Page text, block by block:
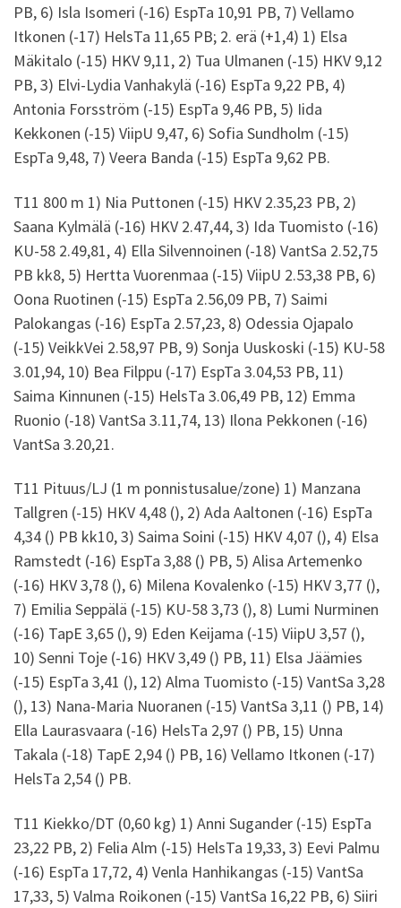
PB, 6) Isla Isomeri (-16) EspTa 10,91 PB, 7) Vellamo
Itkonen (-17) HelsTa 11,65 PB; 2. erä (+1,4) 1) Elsa
Mäkitalo (-15) HKV 9,11, 2) Tua Ulmanen (-15) HKV 9,12
PB, 3) Elvi-Lydia Vanhakylä (-16) EspTa 9,22 PB, 4)
Antonia Forsström (-15) EspTa 9,46 PB, 5) Iida
Kekkonen (-15) ViipU 9,47, 6) Sofia Sundholm (-15)
EspTa 9,48, 7) Veera Banda (-15) EspTa 9,62 PB.
T11 800 m 1) Nia Puttonen (-15) HKV 2.35,23 PB, 2)
Saana Kylmälä (-16) HKV 2.47,44, 3) Ida Tuomisto (-16)
KU-58 2.49,81, 4) Ella Silvennoinen (-18) VantSa 2.52,75
PB kk8, 5) Hertta Vuorenmaa (-15) ViipU 2.53,38 PB, 6)
Oona Ruotinen (-15) EspTa 2.56,09 PB, 7) Saimi
Palokangas (-16) EspTa 2.57,23, 8) Odessia Ojapalo
(-15) VeikkVei 2.58,97 PB, 9) Sonja Uuskoski (-15) KU-58
3.01,94, 10) Bea Filppu (-17) EspTa 3.04,53 PB, 11)
Saima Kinnunen (-15) HelsTa 3.06,49 PB, 12) Emma
Ruonio (-18) VantSa 3.11,74, 13) Ilona Pekkonen (-16)
VantSa 3.20,21.
T11 Pituus/LJ (1 m ponnistusalue/zone) 1) Manzana
Tallgren (-15) HKV 4,48 (), 2) Ada Aaltonen (-16) EspTa
4,34 () PB kk10, 3) Saima Soini (-15) HKV 4,07 (), 4) Elsa
Ramstedt (-16) EspTa 3,88 () PB, 5) Alisa Artemenko
(-16) HKV 3,78 (), 6) Milena Kovalenko (-15) HKV 3,77 (),
7) Emilia Seppälä (-15) KU-58 3,73 (), 8) Lumi Nurminen
(-16) TapE 3,65 (), 9) Eden Keijama (-15) ViipU 3,57 (),
10) Senni Toje (-16) HKV 3,49 () PB, 11) Elsa Jäämies
(-15) EspTa 3,41 (), 12) Alma Tuomisto (-15) VantSa 3,28
(), 13) Nana-Maria Nuoranen (-15) VantSa 3,11 () PB, 14)
Ella Laurasvaara (-16) HelsTa 2,97 () PB, 15) Unna
Takala (-18) TapE 2,94 () PB, 16) Vellamo Itkonen (-17)
HelsTa 2,54 () PB.
T11 Kiekko/DT (0,60 kg) 1) Anni Sugander (-15) EspTa
23,22 PB, 2) Felia Alm (-15) HelsTa 19,33, 3) Eevi Palmu
(-16) EspTa 17,72, 4) Venla Hanhikangas (-15) VantSa
17,33, 5) Valma Roikonen (-15) VantSa 16,22 PB, 6) Siiri